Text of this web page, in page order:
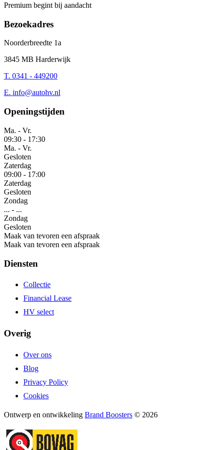
Premium begint bij aandacht
Bezoekadres
Noorderbreedte 1a
3845 MB Harderwijk
T. 0341 - 449200
E. info@autohv.nl
Openingstijden
Ma. - Vr.
09:30 - 17:30
Ma. - Vr.
Gesloten
Zaterdag
09:00 - 17:00
Zaterdag
Gesloten
Zondag
... - ...
Zondag
Gesloten
Maak van tevoren een afspraak
Maak van tevoren een afspraak
Diensten
Collectie
Financial Lease
HV select
Overig
Over ons
Blog
Privacy Policy
Cookies
Ontwerp en ontwikkeling Brand Boosters © 2026